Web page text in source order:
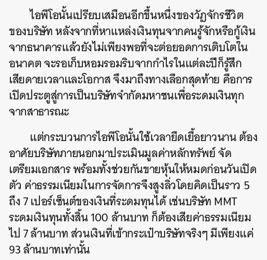
ไอพีโอนั้นเปรียบเสมือนอีกขึ้นหนึ่งของวัฏจักรชีวิต
ของบริษัท หลังจากที่หาแหล่งเงินทุนจากคนรู้จักหรือกู้เงิน
จากธนาคารแล้วยังไม่เพียงพอที่จะต่อยอดการเติบโตใน
อนาคต จะรอเก็บหอมรอมริบจากกำไรในแต่ละปีก็รู้สึก
เสียดายเวลาและโอกาส จึงมาถึงทางเลือกสุดท้าย คือการ
เปิดประตูสู่การเป็นบริษัทจำกัดมหาชนเพื่อระดมเงินทุก
จากสาธารณะ
แต่กระบวนการไอพีโอนั้นใช้เวลายืดเยื้อยาวนาน ต้อง
อาศัยบริษัทภายนอกมาประเมินมูลค่าหลักทรัพย์ จัด
เตรียมเอกสาร พร้อมทั้งช่วยกันขายหุ้นให้หมดก่อนวันเปิด
ตัว ค่าธรรมเนียมในการจัดการจึงสูงลิ่วโดยคิดเป็นราว 5
ถึง 7 เปอร์เซ็นต์ของเงินที่ระดมทุนได้ เช่นบริษัท MMT
ระดมเงินทุนทั้งสิ้น 100 ล้านบาท ก็ต้องเสียค่าธรรมเนียม
ไป 7 ล้านบาท ส่วนเงินที่เข้ากระเป๋าบริษัทจริงๆ มีเพียงแค่
93 ล้านบาทเท่านั้น